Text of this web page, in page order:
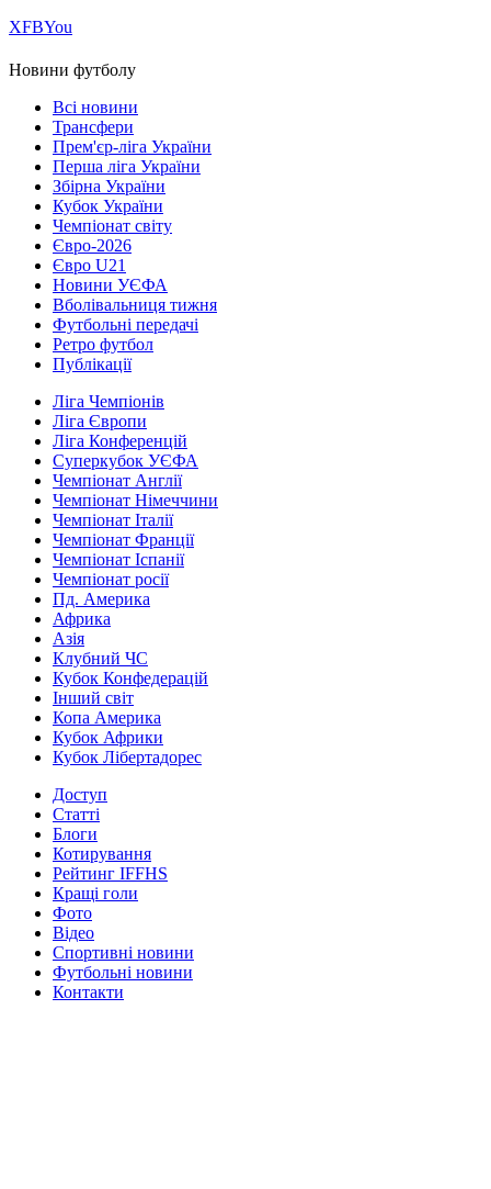
ХFBYou
Новини футболу
Всі новини
Трансфери
Прем'єр-ліга України
Перша ліга України
Збірна України
Кубок України
Чемпіонат світу
Євро-2026
Євро U21
Новини УЄФА
Вболівальниця тижня
Футбольні передачі
Ретро футбол
Публікації
Ліга Чемпіонів
Ліга Європи
Ліга Конференцій
Суперкубок УЄФА
Чемпіонат Англії
Чемпіонат Німеччини
Чемпіонат Італії
Чемпіонат Франції
Чемпіонат Іспанії
Чемпіонат росії
Пд. Америка
Африка
Азія
Клубний ЧС
Кубок Конфедерацій
Інший світ
Копа Америка
Кубок Африки
Кубок Лібертадорес
Доступ
Статті
Блоги
Котирування
Рейтинг IFFHS
Кращі голи
Фото
Відео
Спортивні новини
Футбольні новини
Контакти